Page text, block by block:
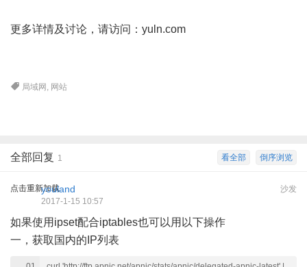
更多详情及讨论，请访问： yuln.com
局域网 , 网站
倒序浏览
看全部
全部回复 1
点击重新加载 沙发
youland
2017-1-15 10:57
如果使用ipset配合iptables也可以用以下操作
一，获取国内的IP列表